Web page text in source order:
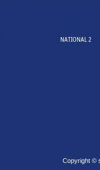
NATIONAL 2
Copyright ©